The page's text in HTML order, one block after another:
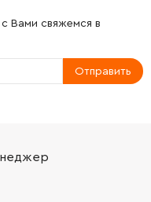
Вами свяжемся в
Отправить